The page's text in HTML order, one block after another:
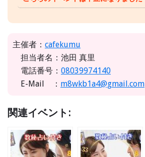
主催者： cafekumu
担当者名：池田 真里
電話番号： 08039974140
E-Mail ： m8wkb1a4@gmail.com
関連イベント: